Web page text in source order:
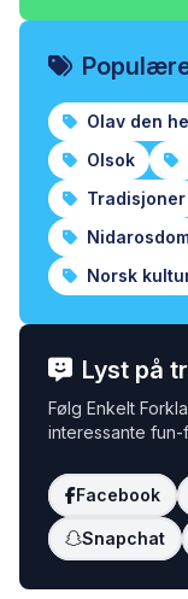
Olav den
Olsok
Tradisjoner
Norsk
Lyst på
Følg Enkelt
interessante
Facebook
Snapchat